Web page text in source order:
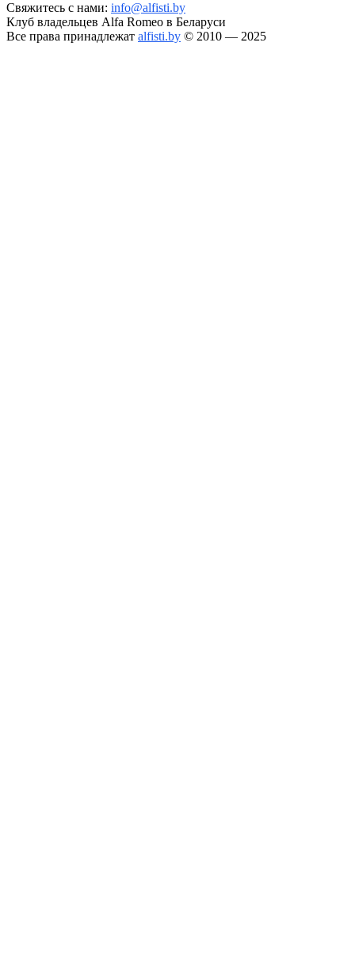
Свяжитесь с нами: info@alfisti.by
Клуб владельцев Alfa Romeo в Беларуси
Все права принадлежат alfisti.by © 2010 — 2025